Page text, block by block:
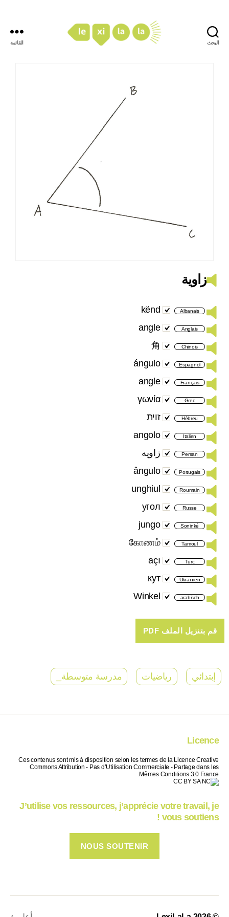
البحث القائمة
زاوية
Albanais
kënd
Anglais
angle
Chinois
角
Espagnol
ángulo
Français
angle
Grec
γωνία
Hébreu זוית
Italien
angolo
Persan زاویه
Portugais
ângulo
Roumain
unghiul
Russe
угол
Soninké
jungo
Tamoul
கோணம்
Turc
açı
Ukrainien
кут
arabisch
Winkel
إبتدائي رياضيات مدرسة متوسطة_
Licence
Ces contenus sont mis à disposition selon les termes de la Licence Creative
Commons Attribution - Pas d’Utilisation Commerciale - Partage dans les
Mêmes Conditions 3.0 France.
J’utilise vos ressources, j’apprécie votre travail, je
vous soutiens !
NOUS SOUTENIR